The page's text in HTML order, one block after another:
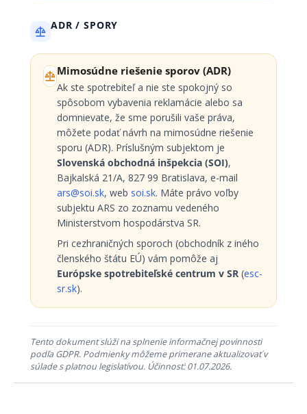
ADR / SPORY
Mimosúdne riešenie sporov (ADR)
Ak ste spotrebiteľ a nie ste spokojný so
spôsobom vybavenia reklamácie alebo sa
domnievate, že sme porušili vaše práva,
môžete podať návrh na mimosúdne riešenie
sporu (ADR). Príslušným subjektom je
Slovenská obchodná inšpekcia (SOI),
Bajkalská 21/A, 827 99 Bratislava, e-mail
ars@soi.sk, web soi.sk. Máte právo voľby
subjektu ARS zo zoznamu vedeného
Ministerstvom hospodárstva SR.
Pri cezhraničných sporoch (obchodník z iného
členského štátu EÚ) vám pomôže aj
Európske spotrebiteľské centrum v SR (esc-
sr.sk).
Tento dokument slúži na splnenie informačnej povinnosti
podľa GDPR. Podmienky môžeme primerane aktualizovať v
súlade s platnou legislatívou. Účinnosť: 01.07.2026.
ZÁPÄTIE